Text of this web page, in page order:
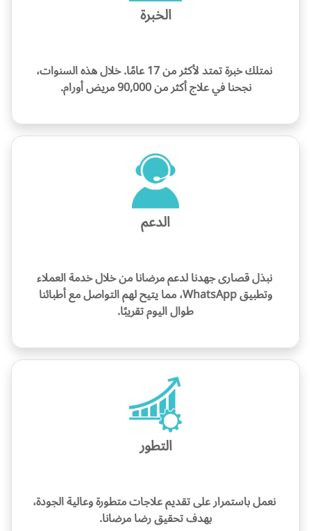
الخبرة
نمتلك خبرة تمتد لأكثر من 17 عامًا. خلال هذه السنوات،
نجحنا في علاج أكثر من 90,000 مريض أورام.
الدعم
نبذل قصارى جهدنا لدعم مرضانا من خلال خدمة العملاء
وتطبيق WhatsApp، مما يتيح لهم التواصل مع أطبائنا
طوال اليوم تقريبًا.
التطور
نعمل باستمرار على تقديم علاجات متطورة وعالية الجودة،
بهدف تحقيق رضا مرضانا.